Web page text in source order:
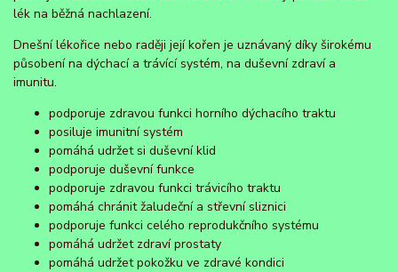
lék na běžná nachlazení.
Dnešní lékořice nebo raději její kořen je uznávaný díky širokému
působení na dýchací a trávící systém, na duševní zdraví a
imunitu.
podporuje zdravou funkci horního dýchacího traktu
posiluje imunitní systém
pomáhá udržet si duševní klid
podporuje duševní funkce
podporuje zdravou funkci trávicího traktu
pomáhá chránit žaludeční a střevní sliznici
podporuje funkci celého reprodukčního systému
pomáhá udržet zdraví prostaty
pomáhá udržet pokožku ve zdravé kondici